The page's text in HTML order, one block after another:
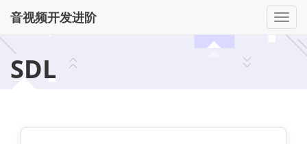
切
换
音视频开发进阶
SDL